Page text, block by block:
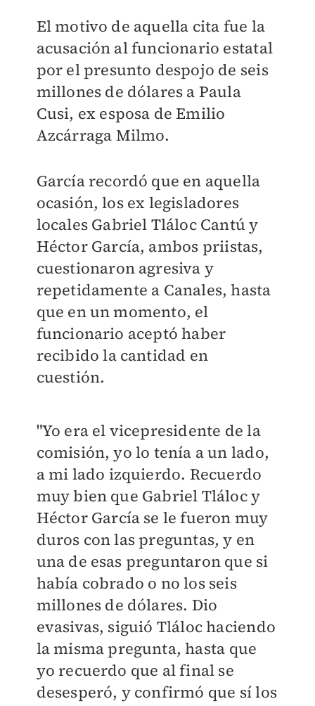
El motivo de aquella cita fue la
acusación al funcionario estatal
por el presunto despojo de seis
millones de dólares a Paula
Cusi, ex esposa de Emilio
Azcárraga Milmo.
García recordó que en aquella
ocasión, los ex legisladores
locales Gabriel Tláloc Cantú y
Héctor García, ambos priistas,
cuestionaron agresiva y
repetidamente a Canales, hasta
que en un momento, el
funcionario aceptó haber
recibido la cantidad en
cuestión.
"Yo era el vicepresidente de la
comisión, yo lo tenía a un lado,
a mi lado izquierdo. Recuerdo
muy bien que Gabriel Tláloc y
Héctor García se le fueron muy
duros con las preguntas, y en
una de esas preguntaron que si
había cobrado o no los seis
millones de dólares. Dio
evasivas, siguió Tláloc haciendo
la misma pregunta, hasta que
yo recuerdo que al final se
desesperó, y confirmó que sí los